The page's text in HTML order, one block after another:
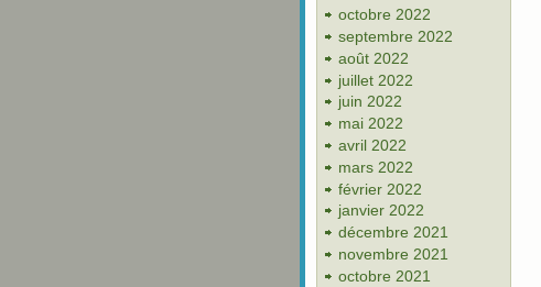
octobre 2022
septembre 2022
août 2022
juillet 2022
juin 2022
mai 2022
avril 2022
mars 2022
février 2022
janvier 2022
décembre 2021
novembre 2021
octobre 2021